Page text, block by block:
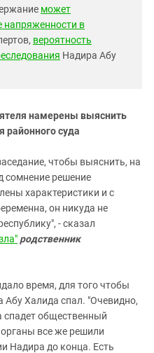
может
напряженности в
вероятность
Надира Абу
намерены выяснить
суда
чтобы выяснить, на
сомнение решение
характеристики и с
он никуда не
- сказал
родственник
время, для того чтобы
Абу Халида спал. "Очевидно,
спадет общественный
все же решили
Надира до конца. Есть